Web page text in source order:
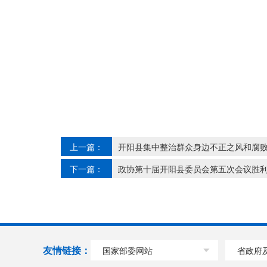
上一篇：
开阳县集中整治群众身边不正之风和腐
下一篇：
政协第十届开阳县委员会第五次会议胜
友情链接： 国家部委网站 省政府